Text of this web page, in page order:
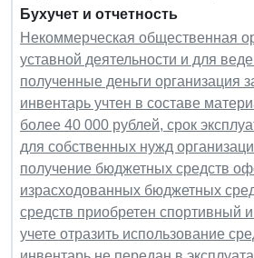
Бухучет и отчетность
Некоммерческая общественная
уставной деятельности и для
полученные деньги организация
инвентарь учтен в составе
более 40 000 рублей, срок
для собственных нужд
получение бюджетных средств
израсходованных бюджетных
средств приобретен спортивный
учете отразить использование